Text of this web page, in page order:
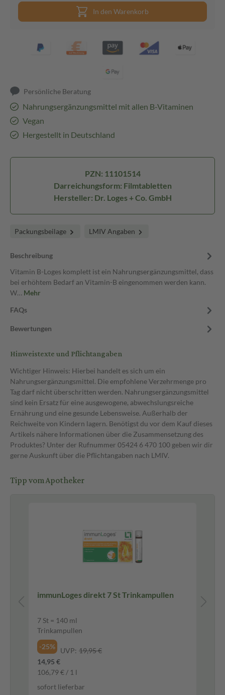
In den Warenkorb
Persönliche Beratung
Nahrungsergänzungsmittel mit allen B-Vitaminen
Vegan
Hergestellt in Deutschland
PZN: 11101514
Darreichungsform: Filmtabletten
Hersteller: Dr. Loges + Co. GmbH
Packungsbeilage LMIV Angaben
Beschreibung
Vitamin B-Loges komplett ist ein Nahrungsergänzungsmittel, dass
bei erhöhtem Bedarf an Vitamin-B eingenommen werden kann.
W… Mehr
FAQs
Bewertungen
Hinweistexte und Pflichtangaben
Wichtiger Hinweis: Hierbei handelt es sich um ein
Nahrungsergänzungsmittel. Die empfohlene Verzehrmenge pro
Tag darf nicht überschritten werden. Nahrungsergänzungsmittel
sind kein Ersatz für eine ausgewogene, abwechslungsreiche
Ernährung und eine gesunde Lebensweise. Außerhalb der
Reichweite von Kindern lagern. Benötigst du vor dem Kauf dieses
Artikels nähere Informationen über die Zusammensetzung des
Produktes? Unter der Rufnummer 05424 6 470 100 geben wir dir
gerne Auskunft über die Pflichtangaben nach LMIV.
Tipp vom Apotheker
immunLoges direkt 7 St Trinkampullen
7 St = 140 ml
Trinkampullen
-25%
UVP: 19,95 €
14,95 €
106,79 € / 1 l
sofort lieferbar